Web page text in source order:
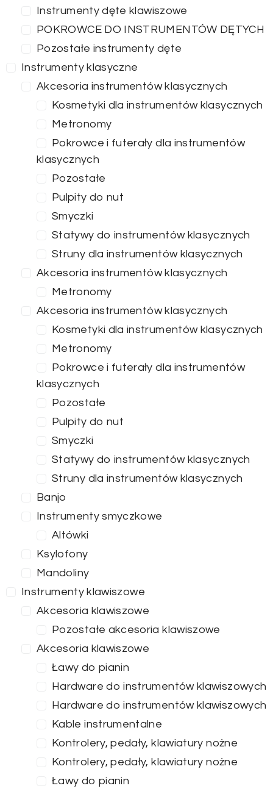
Instrumenty dęte klawiszowe
POKROWCE DO INSTRUMENTÓW DĘTYCH
Pozostałe instrumenty dęte
Instrumenty klasyczne
Akcesoria instrumentów klasycznych
Kosmetyki dla instrumentów klasycznych
Metronomy
Pokrowce i futerały dla instrumentów
klasycznych
Pozostałe
Pulpity do nut
Smyczki
Statywy do instrumentów klasycznych
Struny dla instrumentów klasycznych
Akcesoria instrumentów klasycznych
Metronomy
Akcesoria instrumentów klasycznych
Kosmetyki dla instrumentów klasycznych
Metronomy
Pokrowce i futerały dla instrumentów
klasycznych
Pozostałe
Pulpity do nut
Smyczki
Statywy do instrumentów klasycznych
Struny dla instrumentów klasycznych
Banjo
Instrumenty smyczkowe
Altówki
Ksylofony
Mandoliny
Instrumenty klawiszowe
Akcesoria klawiszowe
Pozostałe akcesoria klawiszowe
Akcesoria klawiszowe
Ławy do pianin
Hardware do instrumentów klawiszowych
Hardware do instrumentów klawiszowych
Kable instrumentalne
Kontrolery, pedały, klawiatury nożne
Kontrolery, pedały, klawiatury nożne
Ławy do pianin